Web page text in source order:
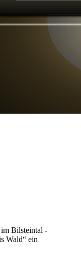
Bilsteintal -
Wald“ ein